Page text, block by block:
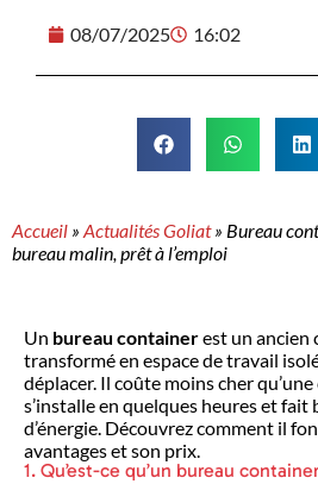
08/07/2025 16:02
Accueil » Actualités Goliat» Bureau
bureau malin, prêt à l’emploi
Un bureau containerest un
transformé en espace de travail
déplacer. Il coûte moins cher
s’installe en quelques heures et fait
d’énergie. Découvrez comment il
avantages et son prix.
1. Qu’est-ce qu’un bureau